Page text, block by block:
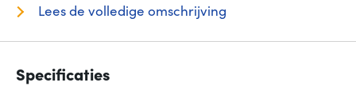
Lees de volledige omschrijving
Specificaties